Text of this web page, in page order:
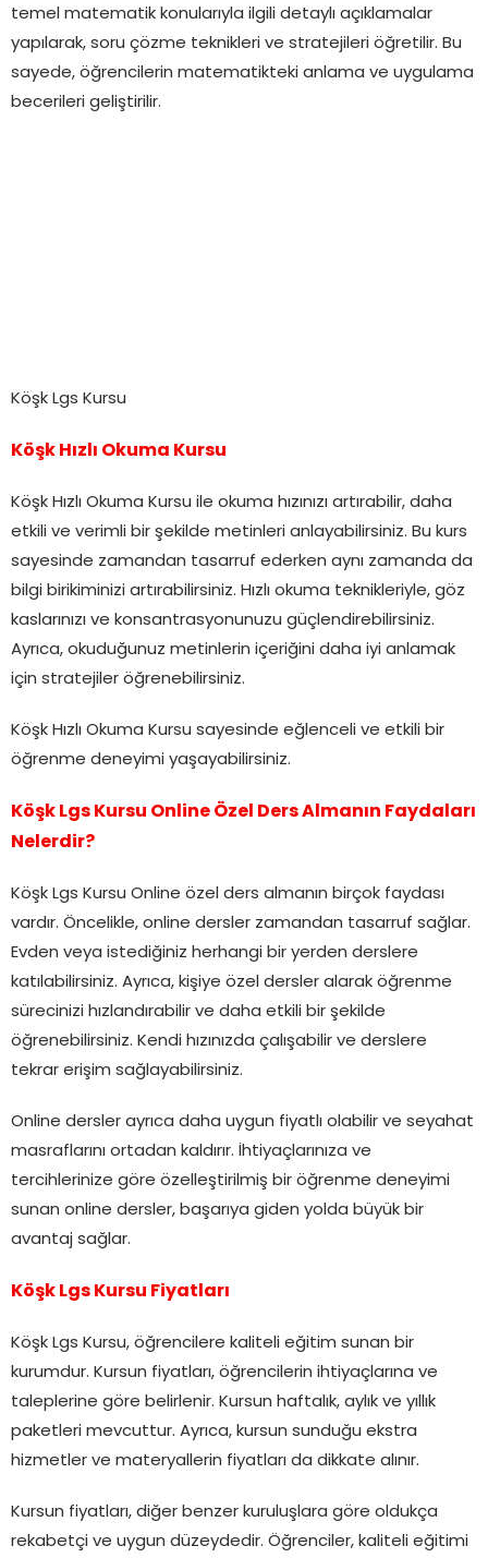
temel matematik konularıyla ilgili detaylı açıklamalar
yapılarak, soru çözme teknikleri ve stratejileri öğretilir. Bu
sayede, öğrencilerin matematikteki anlama ve uygulama
becerileri geliştirilir.
Köşk Lgs Kursu
Köşk Hızlı Okuma Kursu
Köşk Hızlı Okuma Kursu ile okuma hızınızı artırabilir, daha
etkili ve verimli bir şekilde metinleri anlayabilirsiniz. Bu kurs
sayesinde zamandan tasarruf ederken aynı zamanda da
bilgi birikiminizi artırabilirsiniz. Hızlı okuma teknikleriyle, göz
kaslarınızı ve konsantrasyonunuzu güçlendirebilirsiniz.
Ayrıca, okuduğunuz metinlerin içeriğini daha iyi anlamak
için stratejiler öğrenebilirsiniz.
Köşk Hızlı Okuma Kursu sayesinde eğlenceli ve etkili bir
öğrenme deneyimi yaşayabilirsiniz.
Köşk Lgs Kursu Online Özel Ders Almanın Faydaları
Nelerdir?
Köşk Lgs Kursu Online özel ders almanın birçok faydası
vardır. Öncelikle, online dersler zamandan tasarruf sağlar.
Evden veya istediğiniz herhangi bir yerden derslere
katılabilirsiniz. Ayrıca, kişiye özel dersler alarak öğrenme
sürecinizi hızlandırabilir ve daha etkili bir şekilde
öğrenebilirsiniz. Kendi hızınızda çalışabilir ve derslere
tekrar erişim sağlayabilirsiniz.
Online dersler ayrıca daha uygun fiyatlı olabilir ve seyahat
masraflarını ortadan kaldırır. İhtiyaçlarınıza ve
tercihlerinize göre özelleştirilmiş bir öğrenme deneyimi
sunan online dersler, başarıya giden yolda büyük bir
avantaj sağlar.
Köşk Lgs Kursu Fiyatları
Köşk Lgs Kursu, öğrencilere kaliteli eğitim sunan bir
kurumdur. Kursun fiyatları, öğrencilerin ihtiyaçlarına ve
taleplerine göre belirlenir. Kursun haftalık, aylık ve yıllık
paketleri mevcuttur. Ayrıca, kursun sunduğu ekstra
hizmetler ve materyallerin fiyatları da dikkate alınır.
Kursun fiyatları, diğer benzer kuruluşlara göre oldukça
rekabetçi ve uygun düzeydedir. Öğrenciler, kaliteli eğitimi